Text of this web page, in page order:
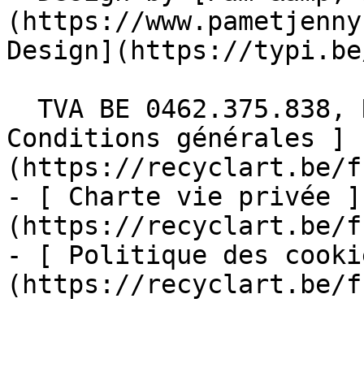
(https://
Design](https://
Conditions générales ]
(https://recyclart.be/
- [ Charte vie privée ]
(https://recyclart.be/
- [ Politique des